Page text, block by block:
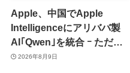
Apple、中国でApple
Intelligenceにアリババ製
AI｢Qwen｣を統合 ｰ ただ、
ユーザーガイドを公開後に
2026年8月9日